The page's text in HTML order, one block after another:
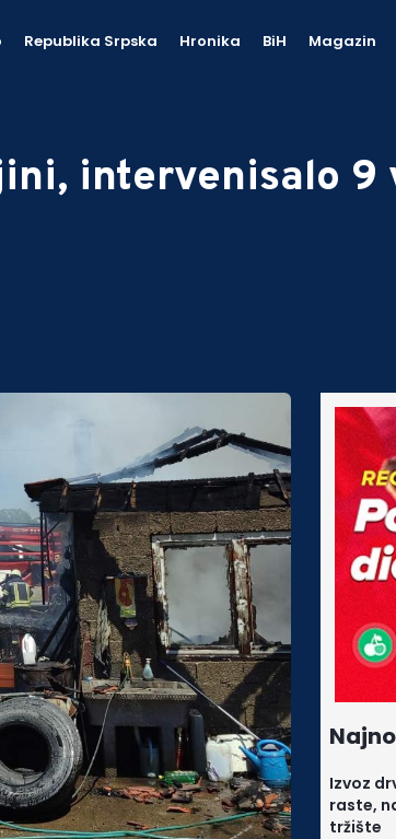
Republika Srpska Hronika BiH Magazin
intervenisalo 9
Izvoz
raste,
tržište